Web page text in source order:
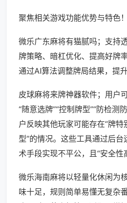
聚焦相关游戏功能优势与特色！
微乐广东麻将有猫腻吗；支持
牌策略、暗杠优化、提高好牌
通过AI算法调整牌局结果，提升
皮球麻将来牌神器软件；用户
“随意选牌”“控制牌型”“防检测
户反映其他玩家可能存在“牌特
型”的情况。这些工具通过后
术手段实现不平公，且“安全性
微乐海南麻将以轻量化休闲为
味十足，规则简单易懂无复杂